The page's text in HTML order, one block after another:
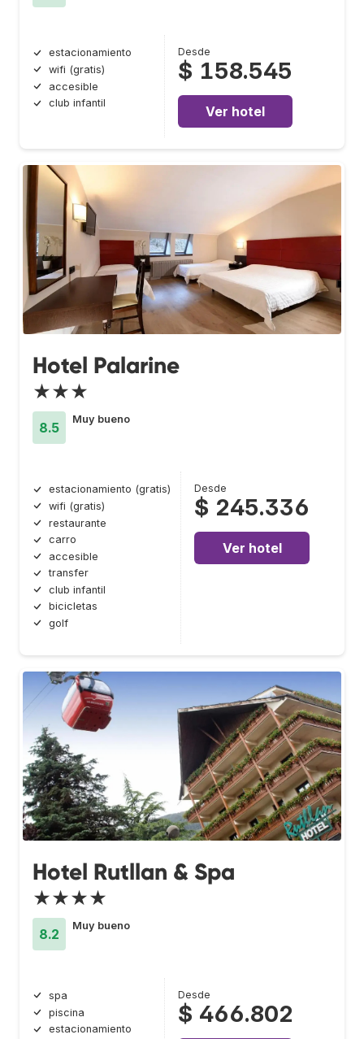
estacionamiento
wifi (gratis)
accesible
club infantil
Desde
$ 158.545
Ver hotel
Hotel Palarine
★★★
8.5
Muy bueno
estacionamiento (gratis)
wifi (gratis)
restaurante
carro
accesible
transfer
club infantil
bicicletas
golf
Desde
$ 245.336
Ver hotel
Hotel Rutllan & Spa
★★★★
8.2
Muy bueno
spa
piscina
estacionamiento
Desde
$ 466.802